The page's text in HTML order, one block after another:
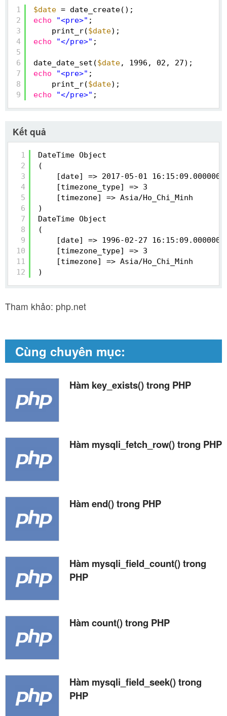
1
2
3
4
5
6
7
8
9
$date = date_create();
echo
"<pre>" ;
print_r($date);
echo
"</pre>" ;
date_date_set($date, 1996, 02, 27);
echo
"<pre>" ;
print_r($date);
echo
"</pre>" ;
Kết quả
1
2
3
4
5
6
7
8
9
10
11
12
DateTime Object
(
[date] => 2017-05-01 16:15:09.000000
[timezone_type] => 3
[timezone] => Asia/Ho_Chi_Minh
)
DateTime Object
(
[date] => 1996-02-27 16:15:09.000000
[timezone_type] => 3
[timezone] => Asia/Ho_Chi_Minh
)
Tham khảo: php.net
Cùng chuyên mục:
Hàm key_exists() trong PHP
Hàm mysqli_fetch_row() trong PHP
Hàm end() trong PHP
Hàm mysqli_field_count() trong
PHP
Hàm count() trong PHP
Hàm mysqli_field_seek() trong
PHP